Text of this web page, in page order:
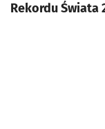
Rekordu Świata